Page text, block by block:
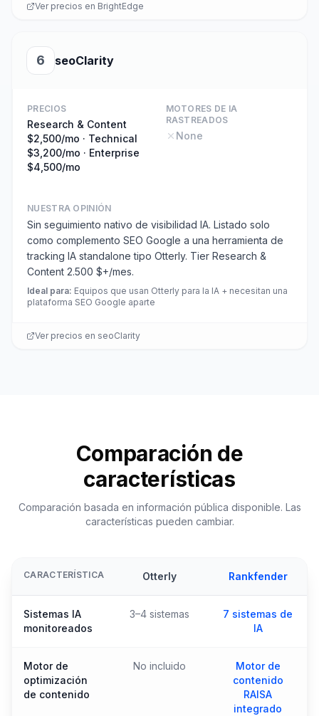
Ver precios en BrightEdge
6 seoClarity
PRECIOS
Research & Content
$2,500/mo · Technical
$3,200/mo · Enterprise
$4,500/mo
MOTORES DE IA
RASTREADOS
None
NUESTRA OPINIÓN
Sin seguimiento nativo de visibilidad IA. Listado solo
como complemento SEO Google a una herramienta de
tracking IA standalone tipo Otterly. Tier Research &
Content 2.500 $+/mes.
Ideal para: Equipos que usan Otterly para la IA + necesitan una
plataforma SEO Google aparte
Ver precios en seoClarity
Comparación de
características
Comparación basada en información pública disponible. Las
características pueden cambiar.
CARACTERÍSTICA Otterly Rankfender
Sistemas IA
monitoreados
3–4 sistemas
7 sistemas de
IA
Motor de
optimización
de contenido
No incluido
Motor de
contenido
RAISA
integrado